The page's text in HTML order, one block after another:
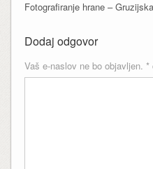
Fotografiranje hrane –
Dodaj odgovor
Vaš e-naslov ne bo objavljen. *